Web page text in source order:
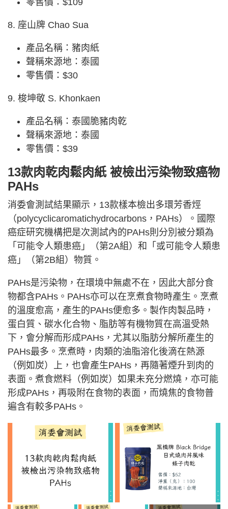
零售價：$109
8. 座山牌 Chao Sua
產品名稱：豬肉紙
聲稱來源地：泰國
零售價：$30
9. 梭坤敬 S. Khonkaen
產品名稱：泰國脆豬肉乾
聲稱來源地：泰國
零售價：$39
13款肉乾肉鬆肉紙 被檢出污染物致癌物
PAHs
消委會測試結果顯示，13款樣本檢出多環芳香烴
（polycyclicaromatichydrocarbons，PAHs）。國際
癌症研究機構把是次測試內的PAHs則分別被分類為
「可能令人類患癌」（第2A組）和「或可能令人類患
癌」（第2B組）物質。
PAHs是污染物，在環境中無處不在，因此大部分食
物都含PAHs。PAHs亦可以在烹煮食物時產生。烹煮
的溫度愈高，產生的PAHs便愈多。製作肉製品時，
蛋白質、碳水化合物、脂肪等有機物質在高溫受熱
下，會分解而形成PAHs，尤其以脂肪分解所產生的
PAHs最多。烹煮時，肉類的油脂溶化後滴在熱源
（例如炭）上，也會產生PAHs，再隨著煙升到肉的
表面。煮食燃料（例如炭）如果未充分燃燒，亦可能
形成PAHs，再吸附在食物的表面，而燒焦的食物普
遍含有較多PAHs。